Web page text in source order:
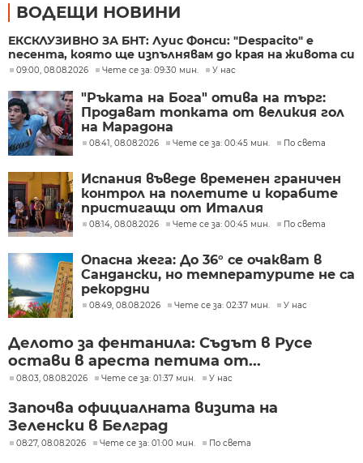
ВОДЕЩИ НОВИНИ
ЕКСКЛУЗИВНО ЗА БНТ: Луис Фонси: "Despacito" е
песента, която ще изпълнявам до края на живота си
09:00, 08.08.2026 Чете се за: 09:30 мин. У нас
"Ръката на Бога" отива на търг:
Продават топката от великия гол
на Марадона
08:41, 08.08.2026 Чете се за: 00:45 мин. По света
Испания въведе временен граничен
контрол на полетите и корабите
пристигащи от Италия
08:14, 08.08.2026 Чете се за: 00:45 мин. По света
Опасна жега: До 36° се очакват в
Сандански, но температурите не са
рекордни
08:49, 08.08.2026 Чете се за: 02:37 мин. У нас
Делото за фентанила: Съдът в Русе
остави в ареста петима от...
08:03, 08.08.2026 Чете се за: 01:37 мин. У нас
Започва официалната визита на
Зеленски в Белград
08:27, 08.08.2026 Чете се за: 01:00 мин. По света